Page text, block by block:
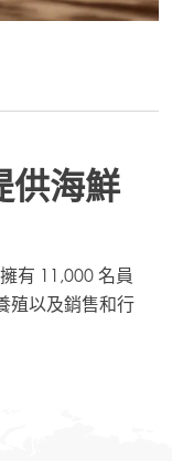
供海鮮
有 11,000 名員
殖以及銷售和行